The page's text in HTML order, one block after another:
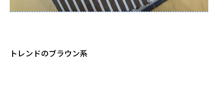
トレンドのブラウン系